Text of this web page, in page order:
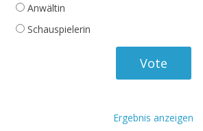
Anwältin
Schauspielerin
Ergebnis anzeigen